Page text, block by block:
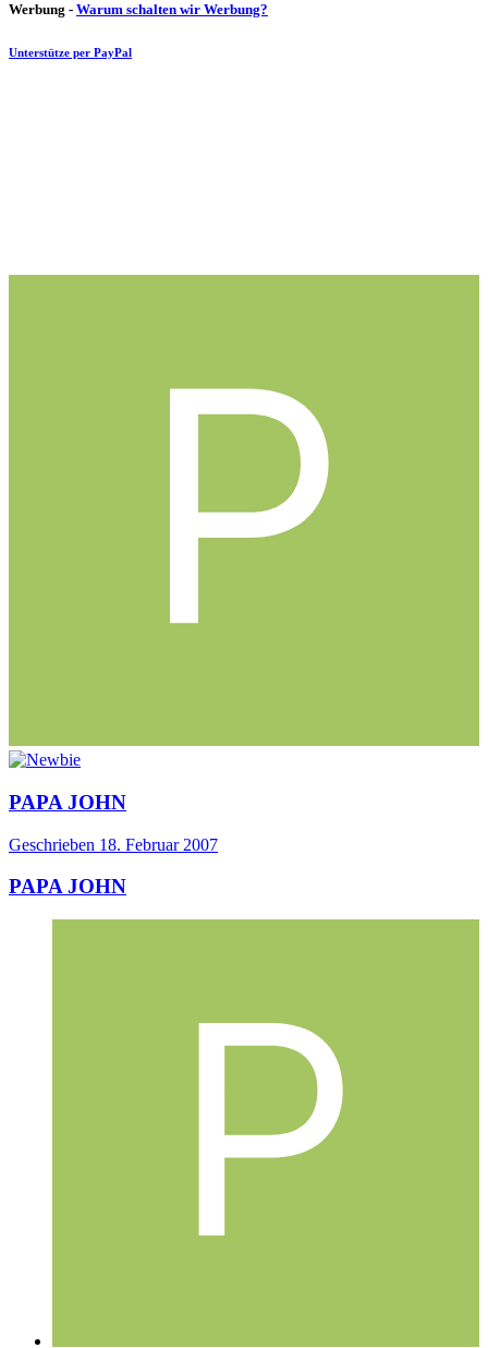
Werbung - Warum schalten wir Werbung?
Unterstütze per PayPal
PAPA JOHN
Geschrieben 18. Februar 2007
PAPA JOHN